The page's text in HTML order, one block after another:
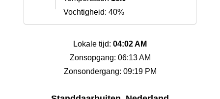
Vochtigheid: 40%
Lokale tijd: 04:02 AM
Zonsopgang: 06:13 AM
Zonsondergang: 09:19 PM